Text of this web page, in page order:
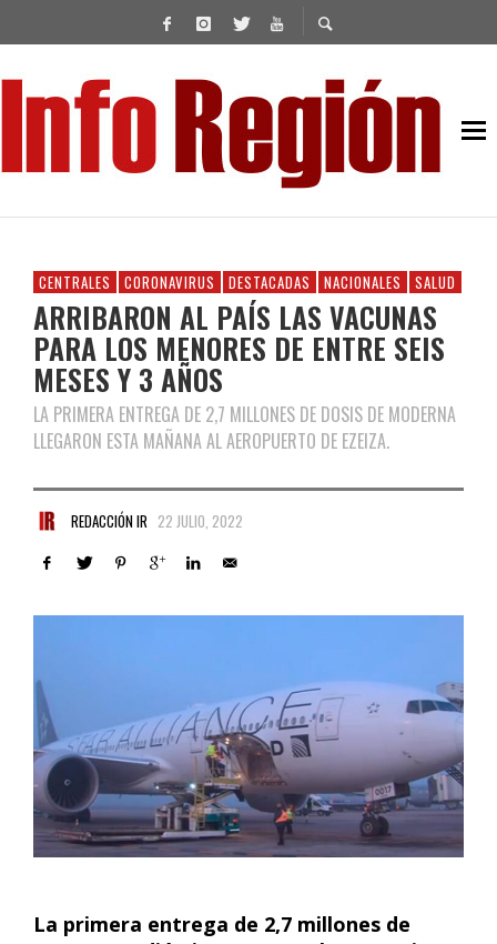
CENTRALES CORONAVIRUS DESTACADAS NACIONALES SALUD
ARRIBARON AL PAÍS LAS VACUNAS
PARA LOS MENORES DE ENTRE SEIS
MESES Y 3 AÑOS
LA PRIMERA ENTREGA DE 2,7 MILLONES DE DOSIS DE MODERNA
LLEGARON ESTA MAÑANA AL AEROPUERTO DE EZEIZA.
REDACCIÓN IR 22 JULIO, 2022
La primera entrega de 2,7 millones de